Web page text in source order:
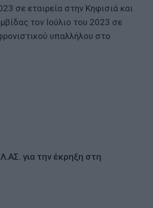
σε εταιρεία στην Κηφισιά και
τον Ιούλιο του 2023 σε
υπαλλήλου στο
για την έκρηξη στη